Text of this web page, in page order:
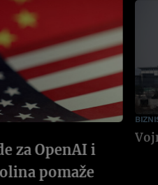
za OpenAI i
pomaže